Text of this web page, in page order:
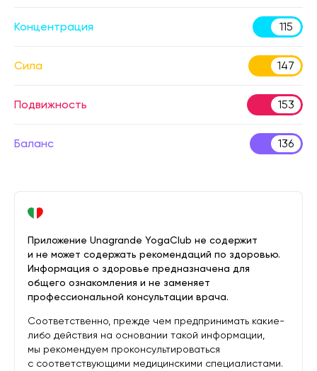
Концентрация 115
Сила 147
Подвижность 153
Баланс 136
Приложение Unagrande YogaClub не содержит
и не может содержать рекомендаций по здоровью.
Информация о здоровье предназначена для
общего ознакомления и не заменяет
профессиональной консультации врача.
Соответственно, прежде чем предпринимать какие-
либо действия на основании такой информации,
мы рекомендуем проконсультироваться
с соответствующими медицинскими специалистами.